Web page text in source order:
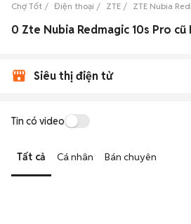
Chợ Tốt Điện thoại ZTE ZTE Nubia
Siêu thị điện tử
Tin có video
Tất cả Cá nhân Bán chuyên